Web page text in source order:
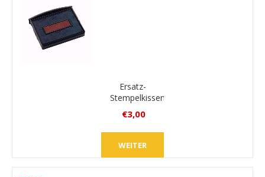
Ersatz-
Stempelkissen
Colop
E/2100
€3,00
zzgl.
WEITER